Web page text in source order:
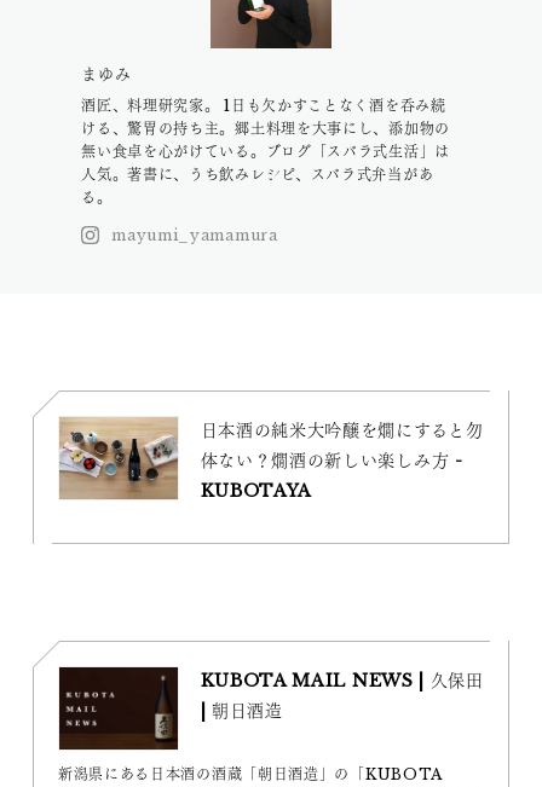
まゆみ
酒匠、料理研究家。 1日も欠かすことなく酒を呑み続
ける、驚胃の持ち主。郷土料理を大事にし、添加物の
無い食卓を心がけている。ブログ「スバラ式生活」は
人気。著書に、うち飲みレシピ、スバラ式弁当があ
る。
mayumi_yamamura
日本酒の純米大吟醸を燗にすると勿
体ない？燗酒の新しい楽しみ方 -
KUBOTAYA
KUBOTA MAIL NEWS | 久保田
| 朝日酒造
新潟県にある日本酒の酒蔵「朝日酒造」の「KUBOTA